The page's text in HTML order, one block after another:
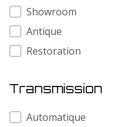
Showroom
Antique
Restoration
Transmission
Transmission
Automatique